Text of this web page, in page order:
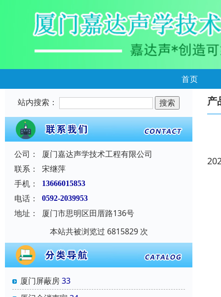
首页
站内搜索：
公司：
厦门嘉达声学技术工程有限公司
联系：
宋继萍
手机：
13666015853
电话： 0592-2039953
地址：
厦门市思明区田厝路136号
本站共被浏览过 6815829 次
厦门屏蔽房33
产